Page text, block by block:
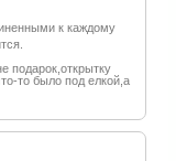
енными к каждому
подарок,открытку
то было под елкой,а